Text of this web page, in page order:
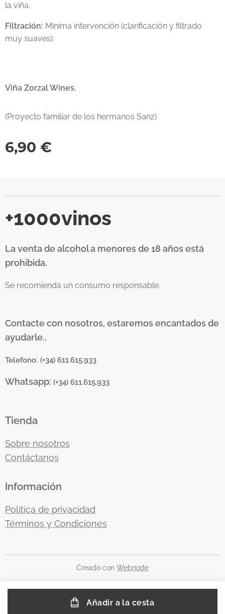
la viña.
Filtración: Mínima intervención (clarificación y filtrado
muy suaves).
Viña Zorzal Wines.
(Proyecto familiar de los hermanos Sanz)
6,90 €
Añadir a la cesta
+1000vinos
La venta de alcohol a menores de 18 años está
prohibida.
Se recomienda un consumo responsable.
Contacte con nosotros, estaremos encantados de
ayudarle..
Telefono: (+34) 611.615.933
Whatsapp: (+34) 611.615.933
Tienda
Sobre nosotros
Contáctanos
Información
Política de privacidad
Términos y Condiciones
Creado con Webnode